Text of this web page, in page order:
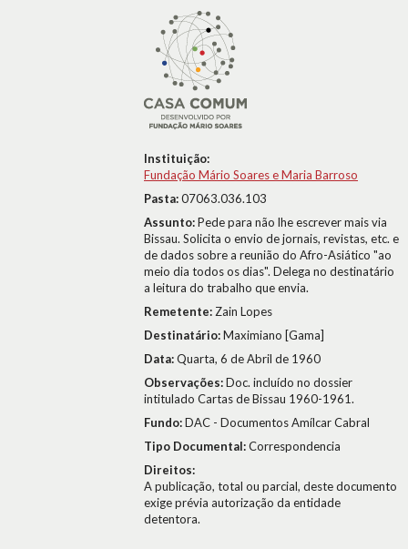
Instituição:
Fundação Mário Soares e Maria Barroso
Pasta:07063.036.103
Assunto:Pede para não lhe escrever mais via
Bissau. Solicita o envio de jornais, revistas, etc. e
de dados sobre a reunião do Afro-Asiático "ao
meio dia todos os dias". Delega no destinatário
a leitura do trabalho que envia.
Remetente: Zain Lopes
Destinatário:Maximiano [Gama]
Data:Quarta, 6 de Abril de 1960
Observações:Doc. incluído no dossier
intitulado Cartas de Bissau 1960-1961.
Fundo:DAC - Documentos Amílcar Cabral
Tipo Documental:Correspondencia
Direitos:
A publicação, total ou parcial, deste documento
exige prévia autorização da entidade
detentora.